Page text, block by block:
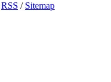
RSS / Sitemap